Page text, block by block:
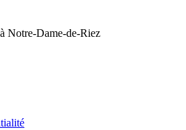
Notre-Dame-de-Riez